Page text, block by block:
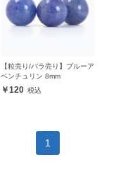
【粒売り/バラ売り】ブルーア
ベンチュリン 8mm
120
1